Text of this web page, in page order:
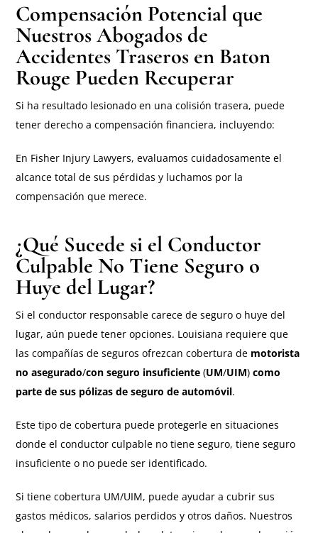
Compensación Potencial que
Nuestros Abogados de
Accidentes Traseros en Baton
Rouge Pueden Recuperar
Si ha resultado lesionado en una colisión trasera, puede
tener derecho a compensación financiera, incluyendo:
En Fisher Injury Lawyers, evaluamos cuidadosamente el
alcance total de sus pérdidas y luchamos por la
compensación que merece.
¿Qué Sucede si el Conductor
Culpable No Tiene Seguro o
Huye del Lugar?
Si el conductor responsable carece de seguro o huye del
lugar, aún puede tener opciones. Louisiana requiere que
las compañías de seguros ofrezcan cobertura de motorista
no asegurado/con seguro insuficiente(UM/UIM) como
parte de sus pólizas de seguro de automóvil.
Este tipo de cobertura puede protegerle en situaciones
donde el conductor culpable no tiene seguro, tiene seguro
insuficiente o no puede ser identificado.
Si tiene cobertura UM/UIM, puede ayudar a cubrir sus
gastos médicos, salarios perdidos y otros daños. Nuestros